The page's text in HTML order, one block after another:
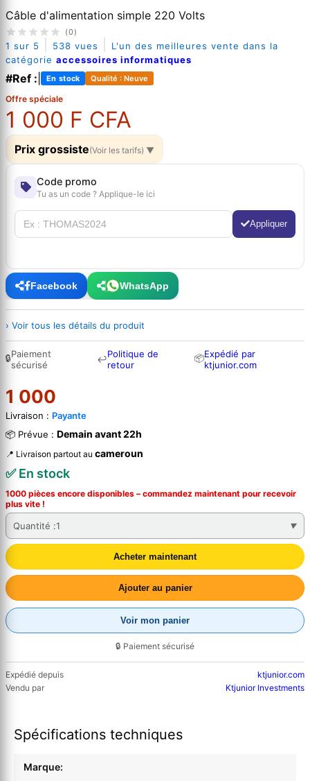
Câble d'alimentation simple 220 Volts
(0)
1 sur 5 538 vues
L'un des meilleures vente dans la
catégorie accessoires informatiques
#Ref : En stock Qualité : Neuve
Offre spéciale
1 000 F CFA
Prix grossiste(Voir les tarifs) ▼
Code promo
Tu as un code ? Applique-le ici
Appliquer
Facebook WhatsApp
› Voir tous les détails du produit
🔒Paiement
sécurisé
↩Politique de
retour
📦Expédié par
ktjunior.com
1 000
Livraison : Payante
📦 Prévue : Demain avant 22h
📍 Livraison partout au cameroun
✅ En stock
1000 pièces encore disponibles – commandez maintenant pour recevoir
plus vite !
Quantité :1
Acheter maintenant
Ajouter au panier
Voir mon panier
🔒 Paiement sécurisé
Expédié depuis
ktjunior.com
Vendu par
Ktjunior Investments
Spécifications techniques
Marque: